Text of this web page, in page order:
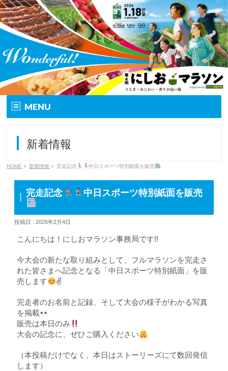
MENU
エントリー
コース&アクセス
ENGLISH
新着情報
HOME » 新着情報 » 完走記念 中日スポーツ特別紙面を販売
完走記念 中日スポーツ特別紙面を販売
投稿日 : 2026年2月4日
こんにちは！にしおマラソン事務局です!!
今大会の新たな取り組みとして、フルマラソンを完走さ
れた皆さまへ記念となる「中日スポーツ特別紙面」を販
売します
✌
完走者のお名前と記録、そして大会の様子がわかる写真
を掲載
販売は本日のみ
大会の記念に、ぜひご購入ください
（本投稿だけでなく、本日はストーリーズにて数回発信
します）